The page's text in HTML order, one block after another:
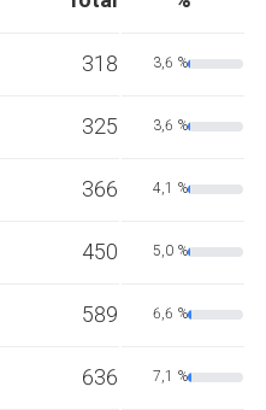
318 3,6 %
325 3,6 %
366 4,1 %
450 5,0 %
589 6,6 %
636 7,1 %